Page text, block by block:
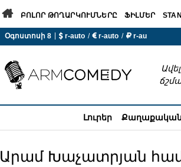
 ԲՈԼՈՐ ԹՈՂԱՐԿՈՒՄՆԵՐԸ ՖԻԼՄԵՐ
Օգոստոսի 8 |  r-auto /  r-auto /  r-au
Լուրեր
Արամ Խաչատրյան